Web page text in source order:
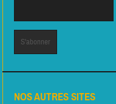
NOS AUTRES SITES